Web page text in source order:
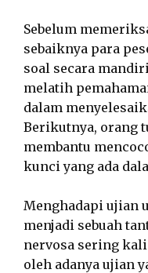
Sebelum
sebaiknya para
soal secara
melatih
dalam
Berikutnya, orang
membantu
kunci yang ada
Menghadapi ujian
menjadi sebuah
nervosa sering
oleh adanya ujian